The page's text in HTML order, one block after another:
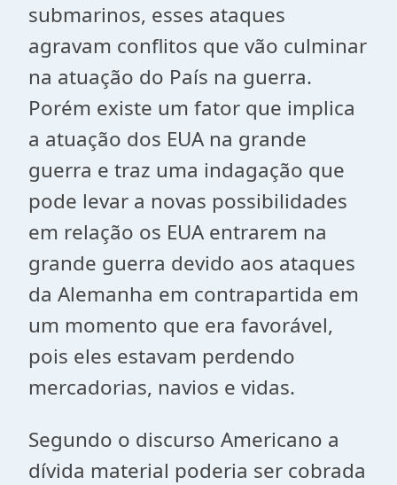
submarinos, esses ataques
agravam conflitos que vão culminar
na atuação do País na guerra.
Porém existe um fator que implica
a atuação dos EUA na grande
guerra e traz uma indagação que
pode levar a novas possibilidades
em relação os EUA entrarem na
grande guerra devido aos ataques
da Alemanha em contrapartida em
um momento que era favorável,
pois eles estavam perdendo
mercadorias, navios e vidas.
Segundo o discurso Americano a
dívida material poderia ser cobrada